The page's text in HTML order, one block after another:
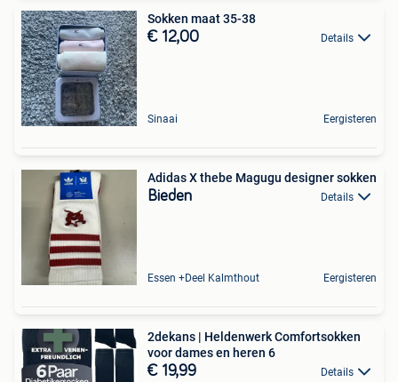
Sokken maat 35-38
€ 12,00 Details
Sinaai Eergisteren
Adidas X thebe Magugu designer sokken
Bieden Details
Essen +Deel Kalmthout Eergisteren
2dekans | Heldenwerk Comfortsokken
voor dames en heren 6
€ 19,99 Details